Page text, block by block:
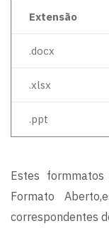
Extensão
.docx
.xlsx
.ppt
Estes
Formato
correspondentes